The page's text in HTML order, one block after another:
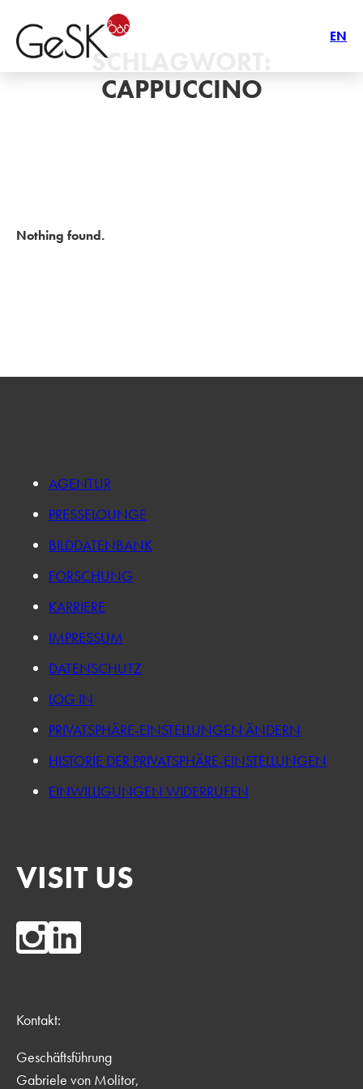
EN
SCHLAGWORT:
CAPPUCCINO
Nothing found.
AGENTUR
PRESSELOUNGE
BILDDATENBANK
FORSCHUNG
KARRIERE
IMPRESSUM
DATENSCHUTZ
LOG IN
PRIVATSPHÄRE-EINSTELLUNGEN ÄNDERN
HISTORIE DER PRIVATSPHÄRE-EINSTELLUNGEN
EINWILLIGUNGEN WIDERRUFEN
VISIT US
Kontakt:
Geschäftsführung
Gabriele von Molitor,